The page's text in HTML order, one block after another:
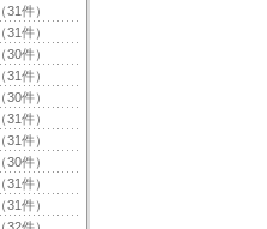
（31件）
（31件）
（30件）
（31件）
（30件）
（31件）
（31件）
（30件）
（31件）
（31件）